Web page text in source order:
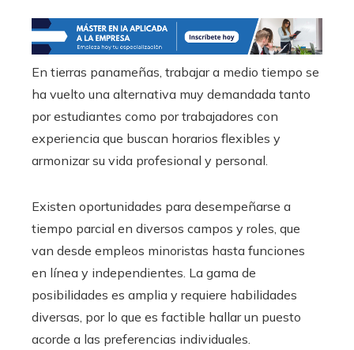
En tierras panameñas, trabajar a medio tiempo se
ha vuelto una alternativa muy demandada tanto
por estudiantes como por trabajadores con
experiencia que buscan horarios flexibles y
armonizar su vida profesional y personal.
Existen oportunidades para desempeñarse a
tiempo parcial en diversos campos y roles, que
van desde empleos minoristas hasta funciones
en línea y independientes. La gama de
posibilidades es amplia y requiere habilidades
diversas, por lo que es factible hallar un puesto
acorde a las preferencias individuales.